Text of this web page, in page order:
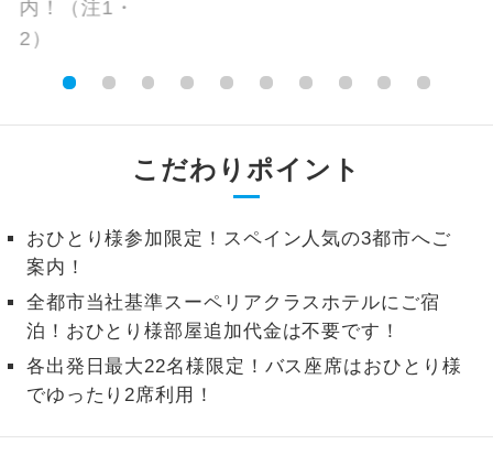
こだわりポイント
おひとり様参加限定！スペイン人気の3都市へご
案内！
全都市当社基準スーペリアクラスホテルにご宿
泊！おひとり様部屋追加代金は不要です！
各出発日最大22名様限定！バス座席はおひとり様
でゆったり2席利用！
港 バスプラン
2名様催行
1名様1室同代
コースです。
ご夫婦限定でご参加いただけるコースで
す。
す。